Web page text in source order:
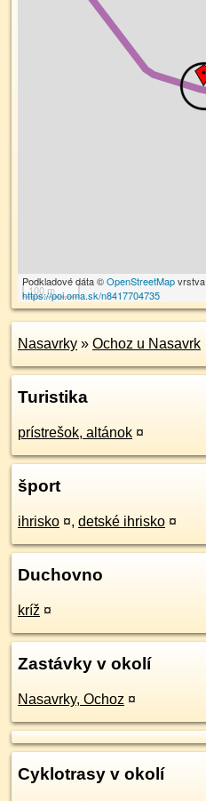
100 m
Podkladové dáta ©OpenStreetMapvrstva
https://poi.oma.sk/n8417704735
Nasavrky » Ochoz u Nasavrk
Turistika
prístrešok, altánok ¤
šport
ihrisko ¤, detské ihrisko ¤
Duchovno
kríž ¤
Zastávky v okolí
Nasavrky, Ochoz ¤
Cyklotrasy v okolí